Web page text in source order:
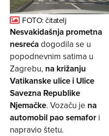
FOTO: čitatelj
Nesvakidašnja prometna
nesrećadogodila se u
popodnevnim satima u
Zagrebu, na križanju
Vatikanske ulice i Ulice
Savezna Republike
Njemačke. Vozaču je na
automobil pao semafor i
napravio štetu.